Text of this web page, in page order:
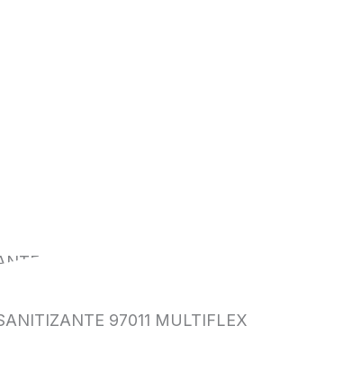
97011 MULTIFLEX
97011 MULTIFLEX